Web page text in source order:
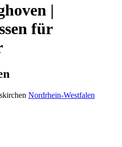
|
für
Nordrhein-Westfalen